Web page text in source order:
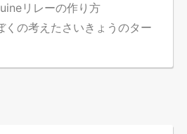
リレーの作り方
の考えたさいきょうのター